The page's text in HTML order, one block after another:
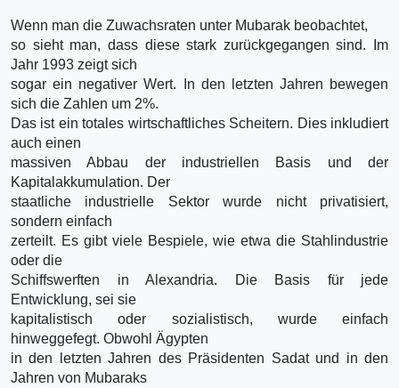
Wenn man die Zuwachsraten unter Mubarak beobachtet,
so sieht man, dass diese stark zurückgegangen sind. Im
Jahr 1993 zeigt sich
sogar ein negativer Wert. In den letzten Jahren bewegen
sich die Zahlen um 2%.
Das ist ein totales wirtschaftliches Scheitern. Dies inkludiert
auch einen
massiven Abbau der industriellen Basis und der
Kapitalakkumulation. Der
staatliche industrielle Sektor wurde nicht privatisiert,
sondern einfach
zerteilt. Es gibt viele Bespiele, wie etwa die Stahlindustrie
oder die
Schiffswerften in Alexandria. Die Basis für jede
Entwicklung, sei sie
kapitalistisch oder sozialistisch, wurde einfach
hinweggefegt. Obwohl Ägypten
in den letzten Jahren des Präsidenten Sadat und in den
Jahren von Mubaraks